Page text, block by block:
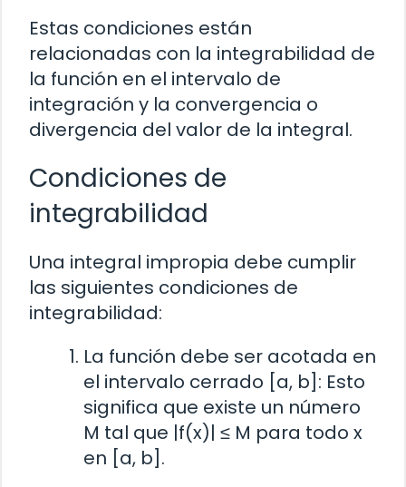
Estas condiciones están
relacionadas con la integrabilidad de
la función en el intervalo de
integración y la convergencia o
divergencia del valor de la integral.
Condiciones de
integrabilidad
Una integral impropia debe cumplir
las siguientes condiciones de
integrabilidad:
La función debe ser acotada en
el intervalo cerrado [a, b]: Esto
significa que existe un número
M tal que |f(x)| ≤ M para todo x
en [a, b].